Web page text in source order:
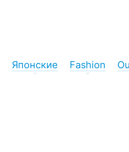
Японские Fashion